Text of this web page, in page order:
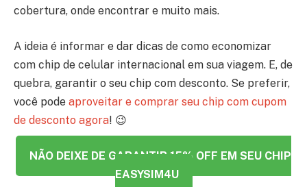
cobertura, onde encontrar e muito mais.
A ideia é informar e dar dicas de como economizar
com chip de celular internacional em sua viagem. E, de
quebra, garantir o seu chip com desconto. Se preferir,
você pode aproveitar e comprar seu chip com cupom
de desconto agora! 😉
NÃO DEIXE DE GARANTIR 15% OFF EM SEU CHIP
EASYSIM4U